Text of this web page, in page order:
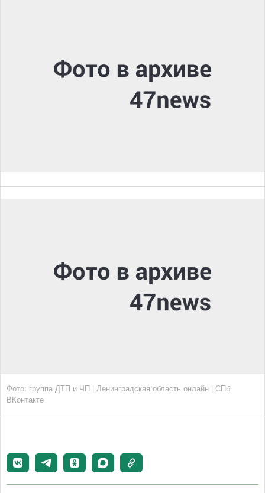
Фото: группа ДТП и ЧП | Ленинградская область онлайн | СПб
ВКонтакте